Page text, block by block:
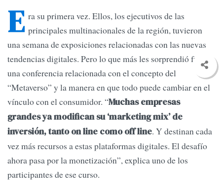
E ra su primera vez. Ellos, los ejecutivos de las
principales multinacionales de la región, tuvieron
una semana de exposiciones relacionadas con las nuevas
tendencias digitales. Pero lo que más les sorprendió fue
una conferencia relacionada con el concepto del
“Metaverso” y la manera en que todo puede cambiar en el
vínculo con el consumidor. “Muchas empresas
grandes ya modifican su ‘marketing mix’ de
inversión, tanto on line como off line. Y destinan cada
vez más recursos a estas plataformas digitales. El desafío
ahora pasa por la monetización”, explica uno de los
participantes de ese curso.